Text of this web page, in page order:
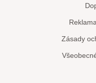
Zásady